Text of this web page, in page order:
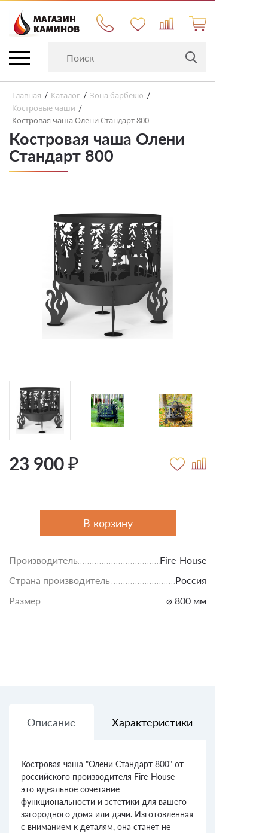
Главная / Каталог / Зона барбекю /
Костровые чаши /
Костровая чаша Олени Стандарт 800
Костровая чаша Олени
Стандарт 800
23 900 ₽
В корзину
Производитель
Fire-House
Страна производитель
Россия
Размер
⌀ 800 мм
Описание Характеристики
Костровая чаша "Олени Стандарт 800" от
российского производителя Fire-House —
это идеальное сочетание
функциональности и эстетики для вашего
загородного дома или дачи. Изготовленная
с вниманием к деталям, она станет не